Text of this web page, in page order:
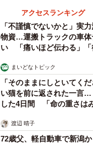
アクセスランキング
「不謹慎でないかと」実
物資…運搬トラックの車体
い 「痛いほど伝わる」「
まいどなトピック
「そのままにしといてく
い猫を前に返された一言
した4日間 「命の重さは
渡辺 晴子
72歳父、軽自動車で新潟